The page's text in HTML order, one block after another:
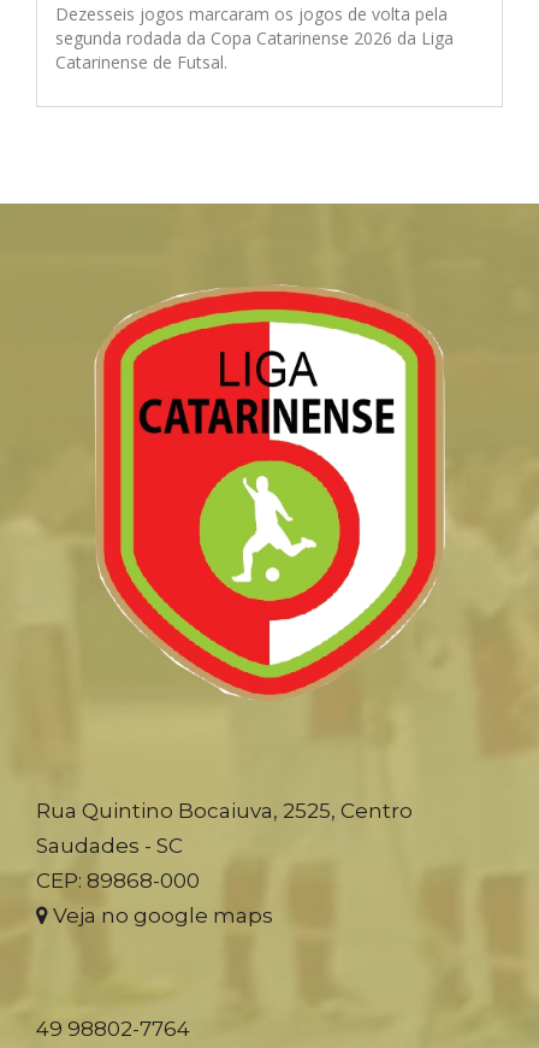
Dezesseis jogos marcaram os jogos de volta pela
segunda rodada da Copa Catarinense 2026 da Liga
Catarinense de Futsal.
Rua Quintino Bocaiuva, 2525, Centro
Saudades - SC
CEP: 89868-000
Veja no google maps
49 98802-7764